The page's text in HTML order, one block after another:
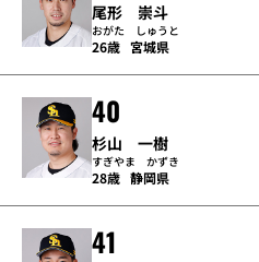
尾形 崇斗
おがた しゅうと
26歳 宮城県
40
杉山 一樹
すぎやま かずき
28歳 静岡県
41